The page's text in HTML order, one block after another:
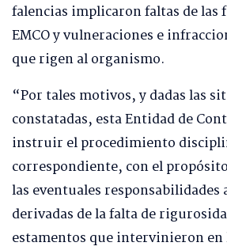
falencias implicaron faltas de las
EMCO y vulneraciones e
que rigen al organismo.
“Por tales motivos, y dadas las
constatadas, esta Entidad de
instruir el procedimiento
correspondiente, con el
las eventuales
derivadas de la falta de
estamentos que intervinieron